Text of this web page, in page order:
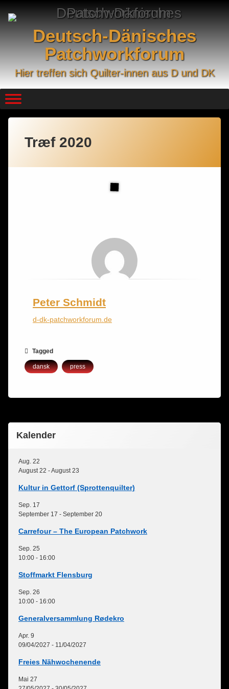
Deutsch-Dänisches
Patchworkforum
Hier treffen sich Quilter-innen aus D und DK
Træf 2020
Peter Schmidt
d-dk-patchworkforum.de
Tagged
dansk press
Kalender
Aug. 22
August 22 -August 23
Kultur in Gettorf (Sprottenquilter)
Sep. 17
September 17 - September 20
Carrefour – The European Patchwork
Sep. 25
10:00 - 16:00
Stoffmarkt Flensburg
Sep. 26
10:00 - 16:00
Generalversammlung Rødekro
Apr. 9
09/04/2027 - 11/04/2027
Freies Nähwochenende
Mai 27